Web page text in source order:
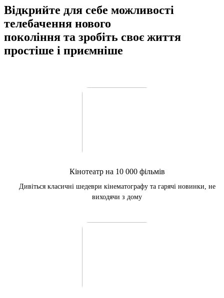
Відкрийте для себе можливості
телебачення нового
покоління та зробіть своє життя
простіше і приємніше
Кінотеатр на 10 000 фільмів
Дивіться класичні шедеври кінематографу та гарячі новинки, не
виходячи з дому